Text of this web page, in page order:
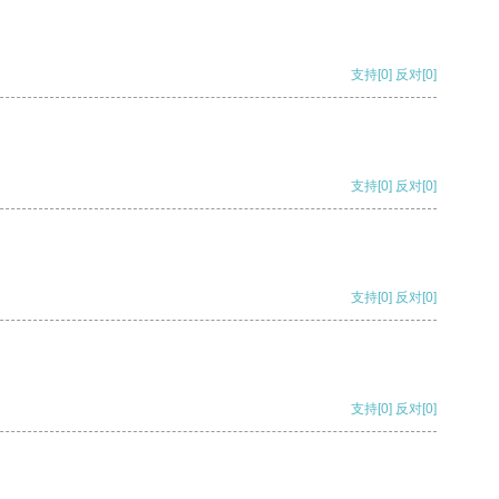
支持[0] 反对[0]
支持[0] 反对[0]
支持[0] 反对[0]
支持[0] 反对[0]